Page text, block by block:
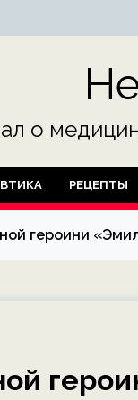
о
РЕЦЕПТЫ
героини